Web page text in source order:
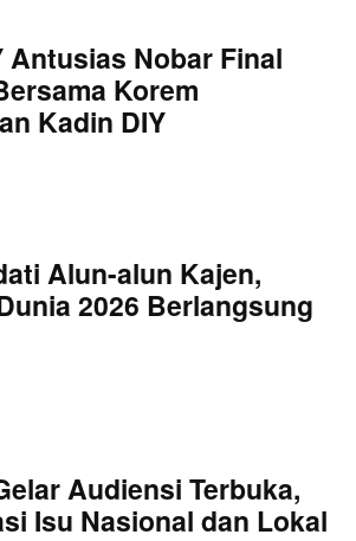
Antusias Nobar Final
Korem
Kadin DIY
Alun-alun Kajen,
2026 Berlangsung
Audiensi Terbuka,
Isu Nasional dan Lokal